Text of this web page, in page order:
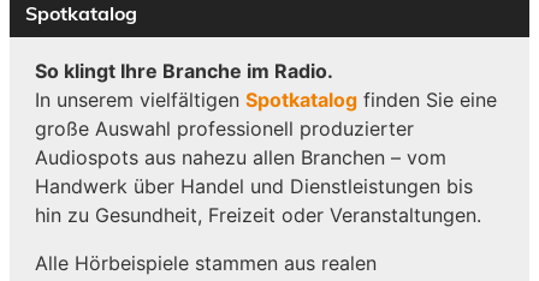
Spotkatalog
So klingt Ihre Branche im Radio.
In unserem vielfältigen Spotkatalogfinden Sie eine
große Auswahl professionell produzierter
Audiospots aus nahezu allen Branchen – vom
Handwerk über Handel und Dienstleistungen bis
hin zu Gesundheit, Freizeit oder Veranstaltungen.
Alle Hörbeispiele stammen aus realen